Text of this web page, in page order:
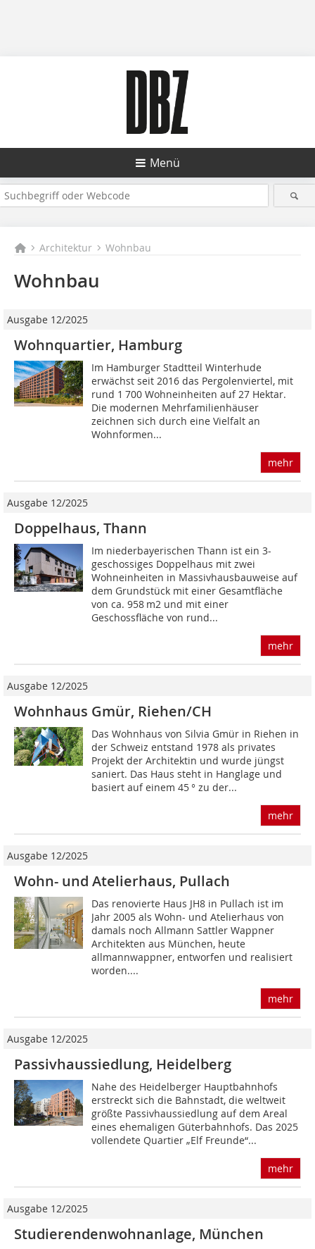
Menü
Architektur Wohnbau
Wohnbau
Ausgabe 12/2025
Wohnquartier, Hamburg
Im Hamburger Stadtteil Winterhude
erwächst seit 2016 das Pergolenviertel, mit
rund 1 700 Wohneinheiten auf 27 Hektar.
Die modernen Mehrfamilienhäuser
zeichnen sich durch eine Vielfalt an
Wohnformen...
mehr
Ausgabe 12/2025
Doppelhaus, Thann
Im niederbayerischen Thann ist ein 3-
geschossiges Doppelhaus mit zwei
Wohneinheiten in Massivhausbauweise auf
dem Grundstück mit einer Gesamtfläche
von ca. 958 m2 und mit einer
Geschossfläche von rund...
mehr
Ausgabe 12/2025
Wohnhaus Gmür, Riehen/CH
Das Wohnhaus von Silvia Gmür in Riehen in
der Schweiz entstand 1978 als privates
Projekt der Architektin und wurde jüngst
saniert. Das Haus steht in Hanglage und
basiert auf einem 45 ° zu der...
mehr
Ausgabe 12/2025
Wohn- und Atelierhaus, Pullach
Das renovierte Haus JH8 in Pullach ist im
Jahr 2005 als Wohn- und Atelierhaus von
damals noch Allmann Sattler Wappner
Architekten aus München, heute
allmannwappner, entworfen und rea­lisiert
worden....
mehr
Ausgabe 12/2025
Passivhaussiedlung, Heidelberg
Nahe des Heidelberger Hauptbahnhofs
erstreckt sich die Bahnstadt, die weltweit
größte Passivhaussiedlung auf dem Areal
eines ehemaligen Güterbahnhofs. Das 2025
vollendete Quartier „Elf Freunde“...
mehr
Ausgabe 12/2025
Studierendenwohnanlage, München